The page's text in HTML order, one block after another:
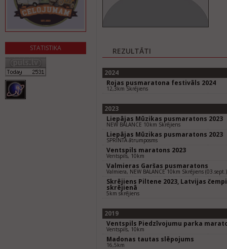
STATISTIKA REZULTĀTI
2024
Rojas pusmaratona festivāls 2024
12,3km Skrējiens
2023
Liepājas Mūzikas pusmaratons 2023
NEW BALANCE 10km Skrējiens
Liepājas Mūzikas pusmaratons 2023
SPRINTA ātrumposms
Ventspils maratons 2023
Ventspils, 10km
Valmieras Garšas pusmaratons
Valmiera, NEW BALANCE 10km Skrējiens (03.sept.)
Skrējiens Piltene 2023, Latvijas
skrējienā
5km skrējiens
2019
Ventspils Piedzīvojumu parka
Ventspils, 10km
Madonas tautas slēpojums
16,5km